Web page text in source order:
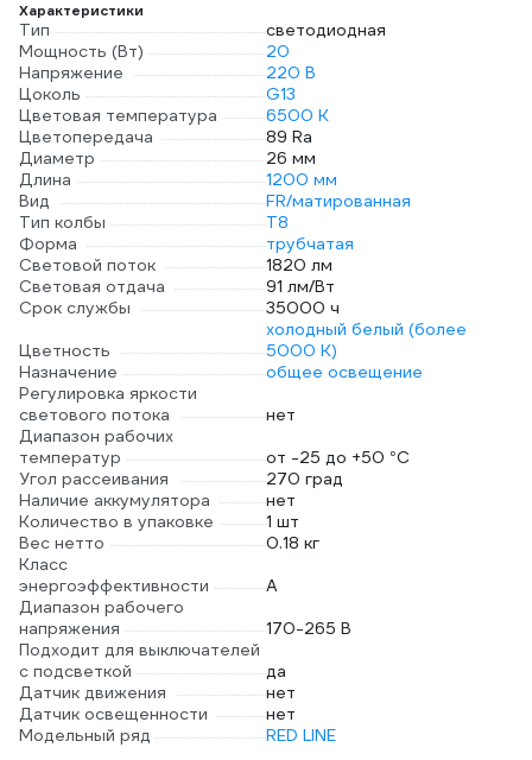
Характеристики
Тип
светодиодная
Мощность (Вт)
20
Напряжение
220 В
Цоколь
G13
Цветовая температура
6500 К
Цветопередача
89 Ra
Диаметр
26 мм
Длина
1200 мм
Вид
FR/матированная
Тип колбы
T8
Форма
трубчатая
Световой поток
1820 лм
Световая отдача
91 лм/Вт
Срок службы
35000 ч
Цветность
холодный белый (более
5000 К)
Назначение
общее освещение
Регулировка яркости
светового потока
нет
Диапазон рабочих
температур
от -25 до +50 °С
Угол рассеивания
270 град
Наличие аккумулятора
нет
Количество в упаковке
1 шт
Вес нетто
0.18 кг
Класс
энергоэффективности
A
Диапазон рабочего
напряжения
170-265 В
Подходит для выключателей
с подсветкой
да
Датчик движения
нет
Датчик освещенности
нет
Модельный ряд
RED LINE